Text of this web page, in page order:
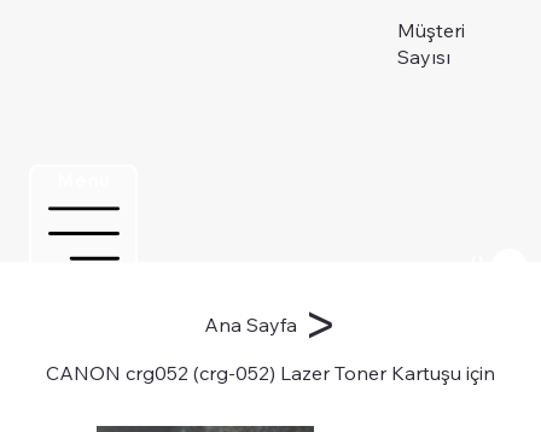
Müşteri
Sayısı
Ana Sayfa >
CANON crg052 (crg-052) Lazer Toner Kartuşu için